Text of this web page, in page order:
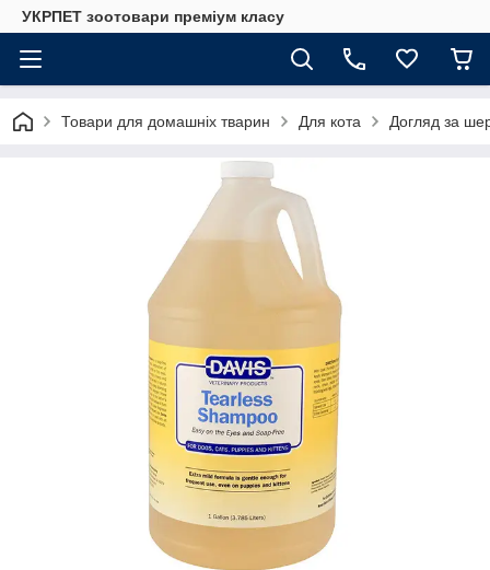
УКРПЕТ зоотовари преміум класу
Товари для домашніх тварин Для кота Догляд за